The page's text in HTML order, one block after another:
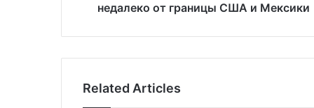
н
недалеко от границы США и Мексики
Related Articles